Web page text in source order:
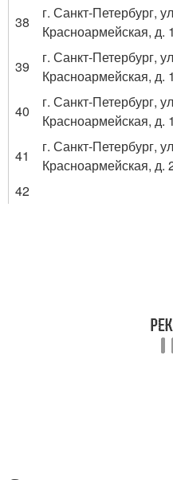
38
г. Санкт-Петербург,
Красноармейская, д.
39
г. Санкт-Петербург,
Красноармейская, д.
40
г. Санкт-Петербург,
Красноармейская, д.
41
г. Санкт-Петербург,
Красноармейская, д.
42